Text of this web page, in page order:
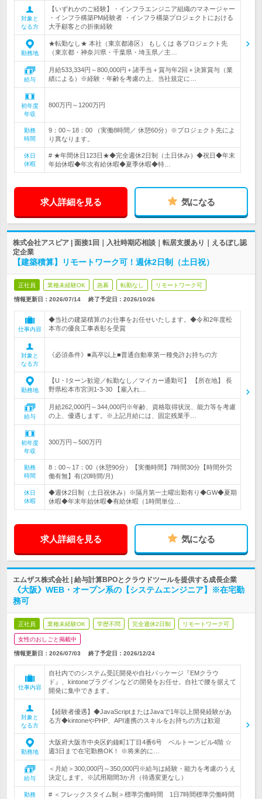
対象と
なる方
【いずれかのご経験】・インフラエンジニア組織のマネージャー
・インフラ構築PM経験者 ・インフラ構築プロジェクトにおける
大手顧客との折衝経験
勤務地
★転勤なし★ 本社（東京都港区） もしくは 各プロジェクト先
（東京都・神奈川県・千葉県・埼玉県／主…
給与
月給533,334円～800,000円＋諸手当＋賞与年2回＋決算賞与（業
績による）※経験・年齢を考慮の上、当社規定に…
初年度
年収
800万円～1200万円
勤務
時間
9：00～18：00 （実働8時間／ 休憩60分）※プロジェクト先によ
り異なります。
休日
休暇
# ★年間休日123日★◆完全週休2日制（土日休み）◆祝日◆年末
年始休暇◆年次有給休暇◆夏季休暇◆特…
求人詳細を見る 気になる
株式会社アスピア | 面接1回｜入社時期応相談｜転居支援あり｜えるぼし認
定企業
【建築積算】リモートワーク可！週休2日制（土日祝）
正社員 業種未経験OK 急募 転勤なし リモートワーク可
情報更新日：2026/07/14 終了予定日： 2026/10/26
仕事内容
◆当社の建築積算のお仕事をお任せいたします。◆令和2年度松
本市の優良工事表彰を受賞
対象と
なる方
《必須条件》■高卒以上■普通自動車第一種免許お持ちの方
勤務地
【U・Iターン歓迎／転勤なし／マイカー通勤可】 【所在地】 長
野県松本市宮渕1-3-30 【雇入れ…
給与
月給262,000円～344,000円※年齢、資格取得状況、能力等を考慮
の上、優遇します。※上記月給には、固定残業手…
初年度
年収
300万円～500万円
勤務
時間
8：00～17：00（休憩90分）【実働時間】7時間30分【時間外労
働有無】有(20時間/月)
休日
休暇
◆週休2日制（土日祝休み）※隔月第一土曜出勤有り◆GW◆夏期
休暇◆年末年始休暇◆有給休暇（1時間単位…
求人詳細を見る 気になる
エムザス株式会社 | 給与計算BPOとクラウドツールを提供する成長企業
《大阪》WEB・オープン系の【システムエンジニア】※在宅勤
務可
正社員 業種未経験OK 学歴不問 完全週休2日制 リモートワーク可
女性のおしごと掲載中
情報更新日：2026/07/03 終了予定日： 2026/12/24
仕事内容
自社内でのシステム受託開発や自社パッケージ『EMクラウ
ド』、kintoneプラグインなどの開発をお任せ。自社で腰を据えて
開発に集中できます。
対象と
なる方
【経験者優遇】◆JavaScriptまたはJavaで1年以上開発経験があ
る方◆kintoneやPHP、API連携のスキルをお持ちの方は歓迎
勤務地
大阪府大阪市中央区釣鐘町1丁目4番6号 ベルトーンビル4階 ☆
週3日まで在宅勤務OK！ ※将来的に…
給与
＜月給＞300,000円～350,000円※給与は経験・能力を考慮のうえ
決定します。※試用期間3か月（待遇変更なし）
勤務
# ＜フレックスタイム制＞標準労働時間 1日7時間標準労働時間